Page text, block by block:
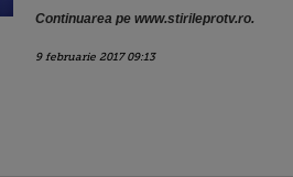
Continuarea pe www.stirileprotv.ro.
9 februarie 2017 09:13